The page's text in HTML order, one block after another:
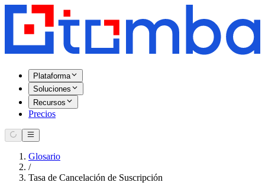
Plataforma
Soluciones
Recursos
Precios
Glosario
/
Tasa de Cancelación de Suscripción